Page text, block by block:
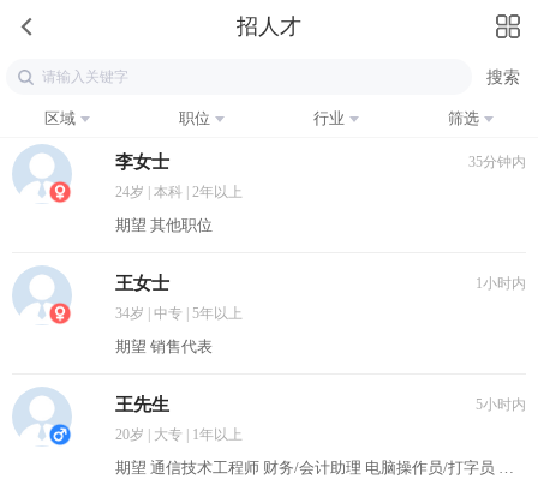
招人才
区域 职位 行业 筛选
李女士
35分钟内
24岁 | 本科 | 2年以上
期望 其他职位
王女士
1小时内
34岁 | 中专 | 5年以上
期望 销售代表
王先生
5小时内
20岁 | 大专 | 1年以上
期望 通信技术工程师 财务/会计助理 电脑操作员/打字员 前厅接待 房地产销售人员